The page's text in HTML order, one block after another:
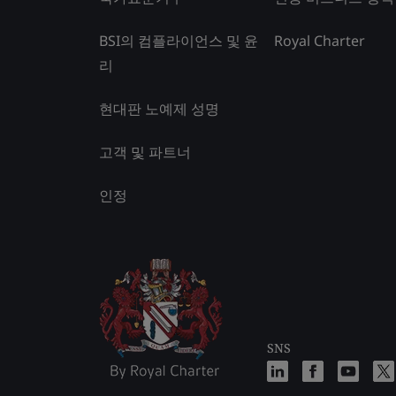
BSI의 컴플라이언스 및 윤
리
현대판 노예제 성명
고객 및 파트너
인정
Royal Charter
SNS